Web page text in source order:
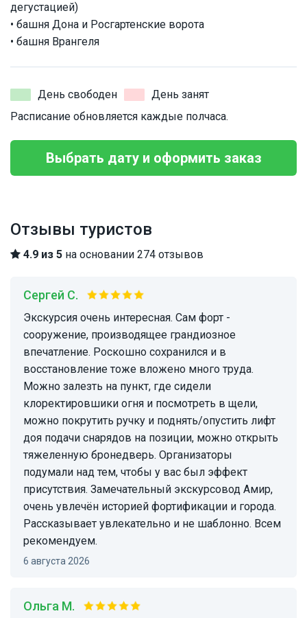
дегустацией)
• башня Дона и Росгартенские ворота
• башня Врангеля
День свободен
День занят
Расписание обновляется каждые полчаса.
Выбрать дату и оформить заказ
Отзывы туристов
4.9 из 5 на основании 274 отзывов
Сергей С.
Экскурсия очень интересная. Сам форт -
сооружение, производящее грандиозное
впечатление. Роскошно сохранился и в
восстановление тоже вложено много труда.
Можно залезть на пункт, где сидели
клоректировшики огня и посмотреть в щели,
можно покрутить ручку и поднять/опустить лифт
доя подачи снарядов на позиции, можно открыть
тяжеленную бронедверь. Организаторы
подумали над тем, чтобы у вас был эффект
присутствия. Замечательный экскурсовод Амир,
очень увлечён историей фортификации и города.
Рассказывает увлекательно и не шаблонно. Всем
рекомендуем.
6 августа 2026
Ольга М.